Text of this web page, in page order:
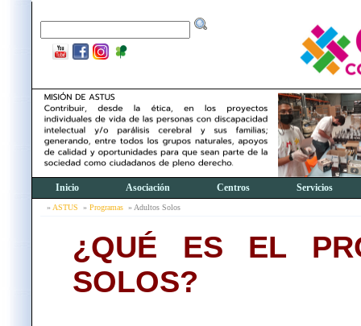
Inicio Asociación Centros Servicios
ASTUS Programas Adultos Solos
¿QUÉ ES EL
SOLOS?